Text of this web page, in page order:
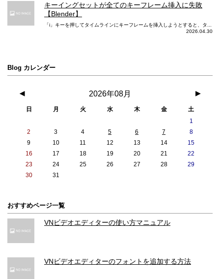
キーイングセットが全てのキーフレーム挿入に失敗
【Blender】
「i」キーを押してタイムラインにキーフレームを挿入しようとすると、タ...
2026.04.30
Blog カレンダー
2026年08月
◀ ▶
日 月 火 水 木 金
土
1
2
3 4 5 6 7
8
9
10 11 12 13 14
15
16
17 18 19 20 21
22
23
24 25 26 27 28
29
30
31
おすすめページ一覧
VNビデオエディターの使い方マニュアル
VNビデオエディターのフォントを追加する方法